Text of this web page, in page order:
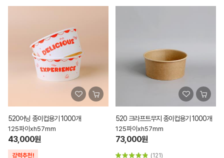
520어닝 종이컵용기 1000개
125파이xh57mm
43,000원
520 크라프트무지 종이컵용기 1000개
125파이xh57mm
73,000원
(121)